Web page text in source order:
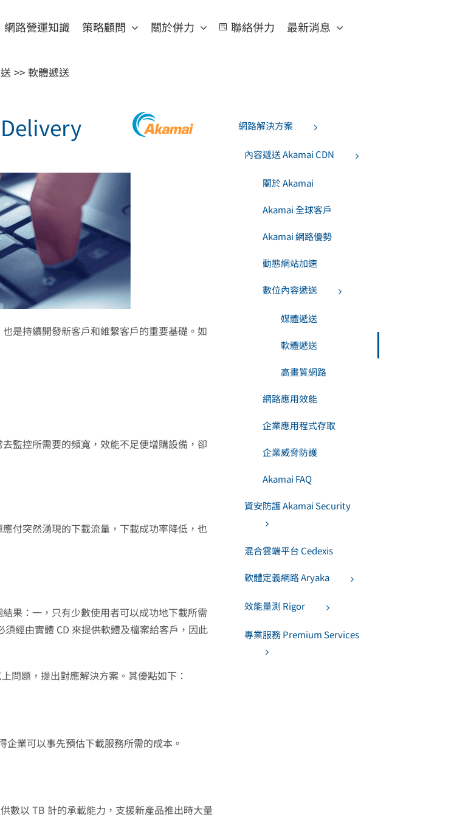
網路營運知識 策略顧問 關於併力 聯絡併力 最新消息
軟體遞送
是持續開發新客戶和維繫客戶的重要基礎。如
監控所需要的頻寬，效能不足便增購設備，卻
付突然湧現的下載流量，下載成功率降低，也
果：一，只有少數使用者可以成功地下載所需
經由實體 CD 來提供軟體及檔案給客戶，因此
問題，提出對應解決方案。其優點如下：
業可以事先預估下載服務所需的成本。
數以 TB 計的承載能力，支援新產品推出時大量
網路解決方案
內容遞送 Akamai CDN
關於 Akamai
Akamai 全球客戶
Akamai 網路優勢
動態網站加速
數位內容遞送
媒體遞送
軟體遞送
高畫質網路
網路應用效能
企業應用程式存取
企業威脅防護
Akamai FAQ
資安防護 Akamai Security
混合雲端平台 Cedexis
軟體定義網路 Aryaka
效能量測 Rigor
專業服務 Premium Services